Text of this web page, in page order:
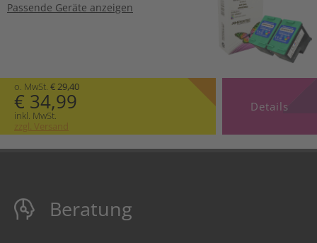
Passende Geräte anzeigen
o. MwSt. € 29,40
€ 34,99
inkl. MwSt.
zzgl. Versand
Details
Beratung